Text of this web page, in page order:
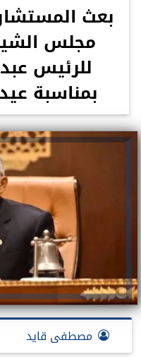
بعث
مجلس
للرئيس
بمناسبة
مصطفى قايد